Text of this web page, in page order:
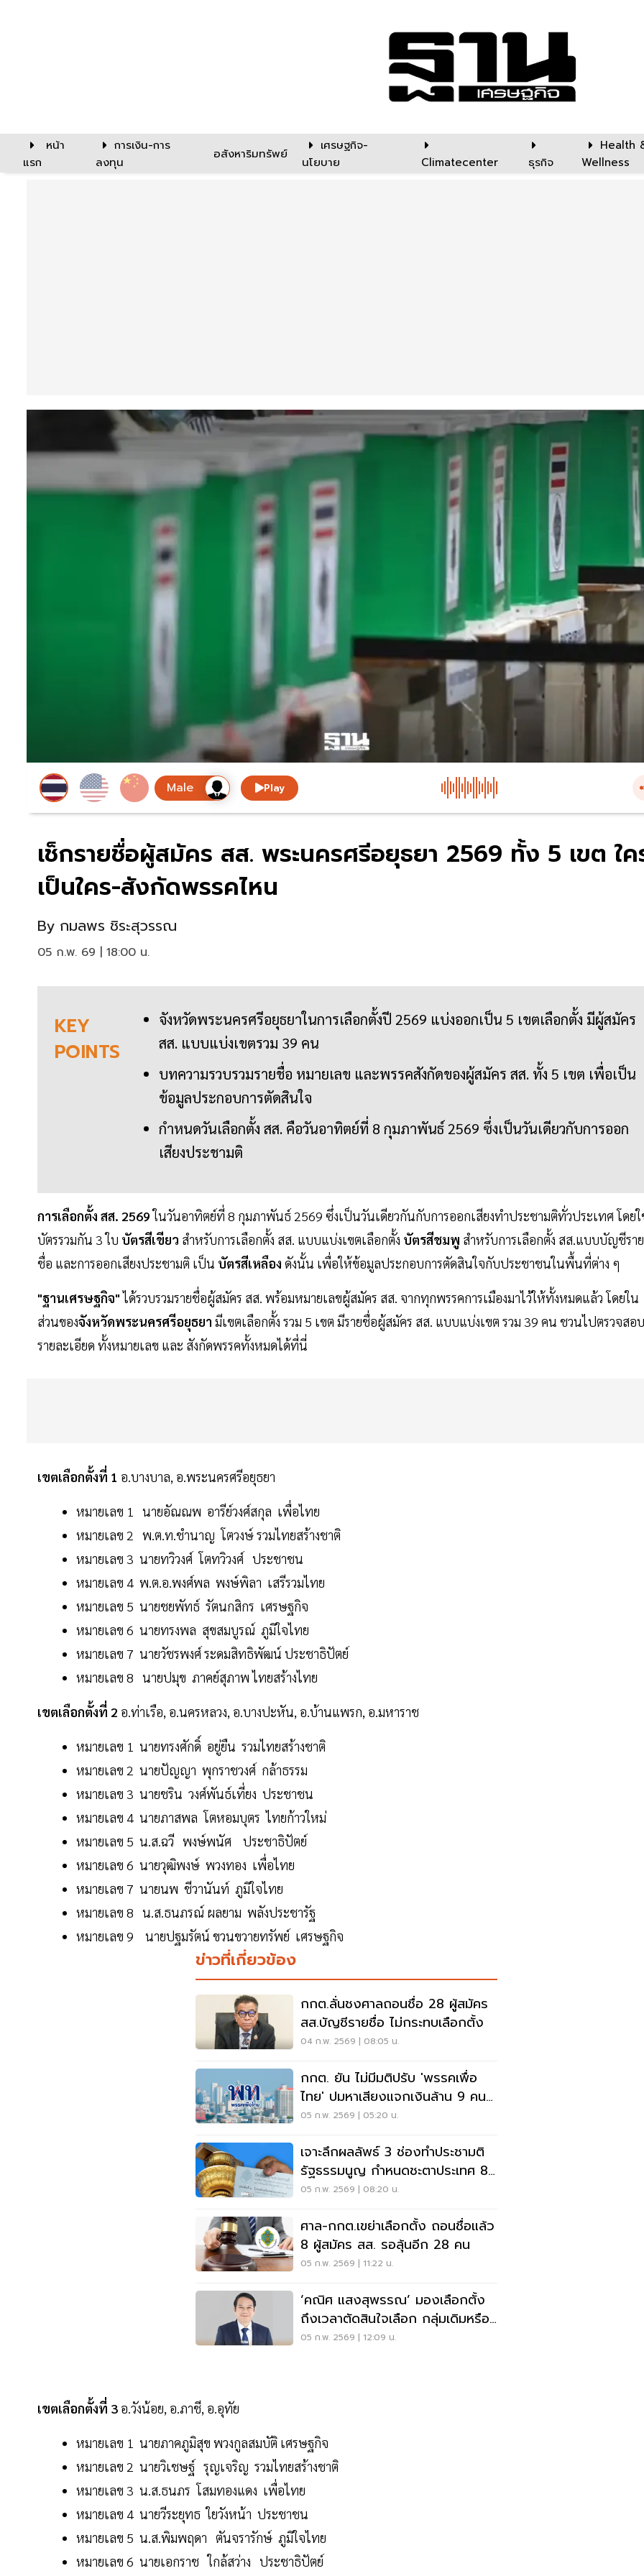
หน้า
แรก
การเงิน-การ
ลงทุน
อสังหาริมทรัพย์
เศรษฐกิจ-
นโยบาย
Climatecenter ธุรกิจ
Health
Wellness
Play
เช็กรายชื่อผู้สมัคร สส. พระนครศรีอยุธยา 2569 ทั้ง 5 เขต ใค
เป็นใคร-สังกัดพรรคไหน
By กมลพร ชิระสุวรรณ
05 ก.พ. 69 | 18:00 น.
KEY
POINTS
จังหวัดพระนครศรีอยุธยาในการเลือกตั้งปี 2569 แบ่งออกเป็น 5 เขตเลือกตั้ง มีผู้สมัคร
สส. แบบแบ่งเขตรวม 39 คน
บทความรวบรวมรายชื่อ หมายเลข และพรรคสังกัดของผู้สมัคร สส. ทั้ง 5 เขต เพื่อเป็น
ข้อมูลประกอบการตัดสินใจ
กำหนดวันเลือกตั้ง สส. คือวันอาทิตย์ที่ 8 กุมภาพันธ์ 2569 ซึ่งเป็นวันเดียวกับการออก
เสียงประชามติ
การเลือกตั้ง สส. 2569ในวันอาทิตย์ที่ 8 กุมภาพันธ์ 2569 ซึ่งเป็นวันเดียวกันกับการออกเสียงทำประชามติทั่วประเทศ โดย
บัตรรวมกัน 3 ใบ บัตรสีเขียว สำหรับการเลือกตั้ง สส. แบบแบ่งเขตเลือกตั้ง บัตรสีชมพู สำหรับการเลือกตั้ง สส.แบบบัญชีราย
ชื่อ และการออกเสียงประชามติ เป็น บัตรสีเหลือง ดังนั้น เพื่อให้ข้อมูลประกอบการตัดสินใจกับประชาชนในพื้นที่ต่าง ๆ
"ฐานเศรษฐกิจ"ได้รวบรวมรายชื่อผู้สมัคร สส. พร้อมหมายเลขผู้สมัคร สส. จากทุกพรรคการเมืองมาไว้ให้ทั้งหมดแล้ว โดยใน
ส่วนของจังหวัดพระนครศรีอยุธยา มีเขตเลือกตั้ง รวม 5 เขต มีรายชื่อผู้สมัคร สส. แบบแบ่งเขต รวม 39 คน ชวนไปตรวจสอบ
รายละเอียด ทั้งหมายเลข และ สังกัดพรรคทั้งหมดได้ที่นี่
เขตเลือกตั้งที่ 1 อ.บางบาล, อ.พระนครศรีอยุธยา
หมายเลข 1 นายอัณณพ อารีย์วงศ์สกุล เพื่อไทย
หมายเลข 2 พ.ต.ท.ชำนาญ โตวงษ์ รวมไทยสร้างชาติ
หมายเลข 3 นายทวิวงศ์ โตทวิวงศ์ ประชาชน
หมายเลข 4 พ.ต.อ.พงศ์พล พงษ์พิลา เสรีรวมไทย
หมายเลข 5 นายชยพัทธ์ รัตนกสิกร เศรษฐกิจ
หมายเลข 6 นายทรงพล สุขสมบูรณ์ ภูมิใจไทย
หมายเลข 7 นายวัชรพงศ์ ระดมสิทธิพัฒน์ ประชาธิปัตย์
หมายเลข 8 นายปมุข ภาคย์สุภาพ ไทยสร้างไทย
เขตเลือกตั้งที่ 2 อ.ท่าเรือ, อ.นครหลวง, อ.บางปะหัน, อ.บ้านแพรก, อ.มหาราช
หมายเลข 1 นายทรงศักดิ์ อยู่ยืน รวมไทยสร้างชาติ
หมายเลข 2 นายปัญญา พุกราชวงศ์ กล้าธรรม
หมายเลข 3 นายชริน วงศ์พันธ์เที่ยง ประชาชน
หมายเลข 4 นายภาสพล โตหอมบุตร ไทยก้าวใหม่
หมายเลข 5 น.ส.ฉวี พงษ์พนัศ ประชาธิปัตย์
หมายเลข 6 นายวุฒิพงษ์ พวงทอง เพื่อไทย
หมายเลข 7 นายนพ ชีวานันท์ ภูมิใจไทย
หมายเลข 8 น.ส.ธนภรณ์ ผลยาม พลังประชารัฐ
หมายเลข 9 นายปฐมรัตน์ ขวนขวายทรัพย์ เศรษฐกิจ
ข่าวที่เกี่ยวข้อง
กกต.ลั่นชงศาลถอนชื่อ 28 ผู้สมัคร
สส.บัญชีรายชื่อ ไม่กระทบเลือกตั้ง
04 ก.พ. 2569 | 08:05 น.
กกต. ยัน ไม่มีมติปรับ 'พรรคเพื่อ
ไทย' ปมหาเสียงแจกเงินล้าน 9 คน/
วัน
05 ก.พ. 2569 | 05:20 น.
เจาะลึกผลลัพธ์ 3 ช่องทำประชามติ
รัฐธรรมนูญ กำหนดชะตาประเทศ 8
ก.พ.นี้
05 ก.พ. 2569 | 08:20 น.
ศาล-กกต.เขย่าเลือกตั้ง ถอนชื่อแล้ว
8 ผู้สมัคร สส. รอลุ้นอีก 28 คน
05 ก.พ. 2569 | 11:22 น.
‘คณิศ แสงสุพรรณ’ มองเลือกตั้ง
ถึงเวลาตัดสินใจเลือก กลุ่มเดิมหรือ
กลุ่มใหม่
05 ก.พ. 2569 | 12:09 น.
เขตเลือกตั้งที่ 3 อ.วังน้อย, อ.ภาชี, อ.อุทัย
หมายเลข 1 นายภาคภูมิสุข พวงกูลสมบัติ เศรษฐกิจ
หมายเลข 2 นายวิเชษฐ์ รุญเจริญ รวมไทยสร้างชาติ
หมายเลข 3 น.ส.ธนภร โสมทองแดง เพื่อไทย
หมายเลข 4 นายวีระยุทธ ใยวังหน้า ประชาชน
หมายเลข 5 น.ส.พิมพฤดา ตันจรารักษ์ ภูมิใจไทย
หมายเลข 6 นายเอกราช ใกล้สว่าง ประชาธิปัตย์